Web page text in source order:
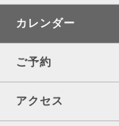
カレンダー
ご予約
アクセス